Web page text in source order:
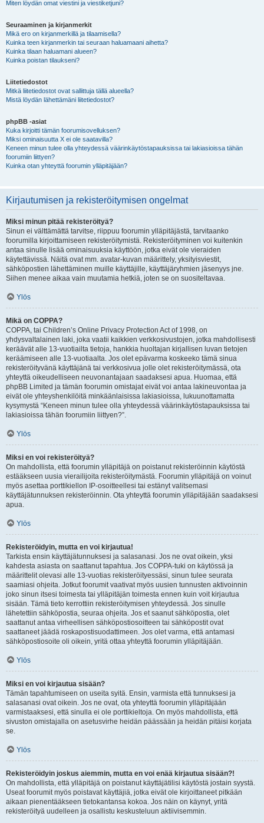
Miten löydän omat viestini ja viestiketjuni?
Seuraaminen ja kirjanmerkit
Mikä ero on kirjanmerkillä ja tilaamisella?
Kuinka teen kirjanmerkin tai seuraan haluamaani aihetta?
Kuinka tilaan haluamani alueen?
Kuinka poistan tilaukseni?
Liitetiedostot
Mitkä liitetiedostot ovat sallittuja tällä alueella?
Mistä löydän lähettämäni liitetiedostot?
phpBB -asiat
Kuka kirjoitti tämän foorumisovelluksen?
Miksi ominaisuutta X ei ole saatavilla?
Keneen minun tulee olla yhteydessä väärinkäytöstapauksissa tai lakiasioissa tähän
foorumiin liittyen?
Kuinka otan yhteyttä foorumin ylläpitäjään?
Kirjautumisen ja rekisteröitymisen ongelmat
Miksi minun pitää rekisteröityä?
Sinun ei välttämättä tarvitse, riippuu foorumin ylläpitäjästä, tarvitaanko
foorumilla kirjoittamiseen rekisteröitymistä. Rekisteröityminen voi kuitenkin
antaa sinulle lisää ominaisuuksia käyttöön, jotka eivät ole vieraiden
käytettävissä. Näitä ovat mm. avatar-kuvan määrittely, yksityisviestit,
sähköpostien lähettäminen muille käyttäjille, käyttäjäryhmien jäsenyys jne.
Siihen menee aikaa vain muutamia hetkiä, joten se on suositeltavaa.
Ylös
Mikä on COPPA?
COPPA, tai Children’s Online Privacy Protection Act of 1998, on
yhdysvaltalainen laki, joka vaatii kaikkien verkkosivustojen, jotka mahdollisesti
keräävät alle 13-vuotiailta tietoja, hankkia huoltajan kirjallisen luvan tietojen
keräämiseen alle 13-vuotiaalta. Jos olet epävarma koskeeko tämä sinua
rekisteröityvänä käyttäjänä tai verkkosivua jolle olet rekisteröitymässä, ota
yhteyttä oikeudelliseen neuvonantajaan saadaksesi apua. Huomaa, että
phpBB Limited ja tämän foorumin omistajat eivät voi antaa lakineuvontaa ja
eivät ole yhteyshenkilöitä minkäänlaisissa lakiasioissa, lukuunottamatta
kysymystä “Keneen minun tulee olla yhteydessä väärinkäytöstapauksissa tai
lakiasioissa tähän foorumiin liittyen?”.
Ylös
Miksi en voi rekisteröityä?
On mahdollista, että foorumin ylläpitäjä on poistanut rekisteröinnin käytöstä
estääkseen uusia vierailijoita rekisteröitymästä. Foorumin ylläpitäjä on voinut
myös asettaa porttikiellon IP-osoitteellesi tai estänyt valitsemasi
käyttäjätunnuksen rekisteröinnin. Ota yhteyttä foorumin ylläpitäjään saadaksesi
apua.
Ylös
Rekisteröidyin, mutta en voi kirjautua!
Tarkista ensin käyttäjätunnuksesi ja salasanasi. Jos ne ovat oikein, yksi
kahdesta asiasta on saattanut tapahtua. Jos COPPA-tuki on käytössä ja
määrittelit olevasi alle 13-vuotias rekisteröityessäsi, sinun tulee seurata
saamiasi ohjeita. Jotkut foorumit vaativat myös uusien tunnusten aktivoinnin
joko sinun itsesi toimesta tai ylläpitäjän toimesta ennen kuin voit kirjautua
sisään. Tämä tieto kerrottiin rekisteröitymisen yhteydessä. Jos sinulle
lähetettiin sähköpostia, seuraa ohjeita. Jos et saanut sähköpostia, olet
saattanut antaa virheellisen sähköpostiosoitteen tai sähköpostit ovat
saattaneet jäädä roskapostisuodattimeen. Jos olet varma, että antamasi
sähköpostiosoite oli oikein, yritä ottaa yhteyttä foorumin ylläpitäjään.
Ylös
Miksi en voi kirjautua sisään?
Tämän tapahtumiseen on useita syitä. Ensin, varmista että tunnuksesi ja
salasanasi ovat oikein. Jos ne ovat, ota yhteyttä foorumin ylläpitäjään
varmistaaksesi, että sinulla ei ole porttikieltoja. On myös mahdollista, että
sivuston omistajalla on asetusvirhe heidän päässään ja heidän pitäisi korjata
se.
Ylös
Rekisteröidyin joskus aiemmin, mutta en voi enää kirjautua sisään?!
On mahdollista, että ylläpitäjä on poistanut käyttäjätilisi käytöstä jostain syystä.
Useat foorumit myös poistavat käyttäjiä, jotka eivät ole kirjoittaneet pitkään
aikaan pienentääkseen tietokantansa kokoa. Jos näin on käynyt, yritä
rekisteröityä uudelleen ja osallistu keskusteluun aktiivisemmin.